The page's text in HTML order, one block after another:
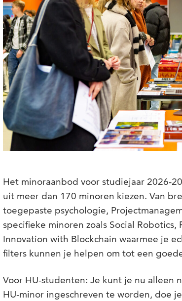
Het minoraanbod voor studiejaar 2026-
uit meer dan 170 minoren kiezen. Van
toegepaste psychologie,
specifieke minoren zoals Social
Innovation with Blockchain waarmee je
filters kunnen je helpen om tot een
Voor HU-studenten: Je kunt je nu alleen
HU-minor ingeschreven te worden, doe